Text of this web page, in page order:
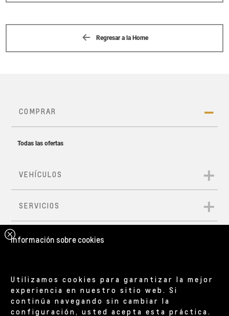
Regresar a la Home
Información sobre cookies
Utilizamos cookies para garantizar la mejor
experiencia en nuestro sitio web. Si
continúa navegando sin cambiar la
configuración, usted acepta esta práctica.